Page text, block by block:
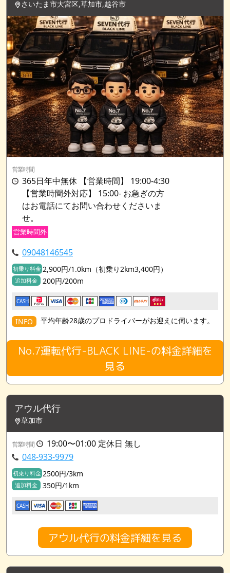
さいたま市大宮区,草加市,越谷市
営業時間
365日年中無休 【営業時間】 19:00-4:30
【営業時間外対応】 15:00- お急ぎの方
はお電話にてお問い合わせくださいま
せ。
営業時間外
09048146545
初乗り料金 2,900円/1.0km（初乗り2km3,400円）
追加料金 200円/200m
CASH
INFO 平均年齢28歳のプロドライバーがお迎えに伺います。
No.7運転代行-BLACK LINE-の料金詳細を
見る
アウル代行
草加市
営業時間
19:00〜01:00 定休日 無し
048-933-9979
初乗り料金 2500円/3km
追加料金 350円/1km
CASH
アウル代行の料金詳細を見る